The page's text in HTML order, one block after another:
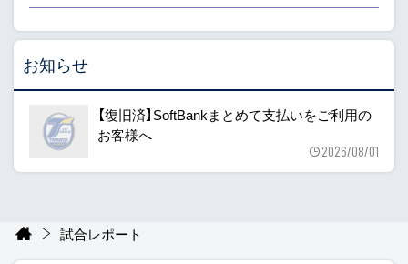
お知らせ
【復旧済】SoftBankまとめて支払いをご利用の
お客様へ
2026/08/01
試合レポート